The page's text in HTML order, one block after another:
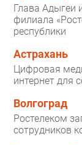
Глава Адыгеи
филиала
республики
Астрахань
Цифровая
интернет для
Волгоград
Ростелеком
сотрудников